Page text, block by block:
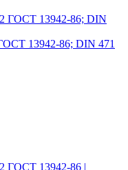
13942-86; DIN 471